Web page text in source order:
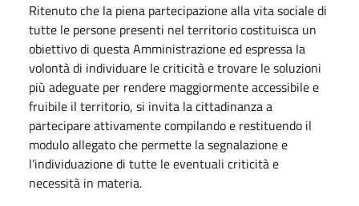
Ritenuto che la piena partecipazione alla vita sociale di
tutte le persone presenti nel territorio costituisca un
obiettivo di questa Amministrazione ed espressa la
volontà di individuare le criticità e trovare le soluzioni
più adeguate per rendere maggiormente accessibile e
fruibile il territorio, si invita la cittadinanza a
partecipare attivamente compilando e restituendo il
modulo allegato che permette la segnalazione e
l’individuazione di tutte le eventuali criticità e
necessità in materia.